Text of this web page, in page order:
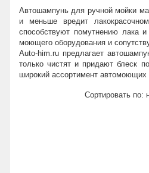
Автошампунь для ручной мойки
и меньше вредит
способствуют помутнению лака
моющего оборудования и
Auto-him.ru предлагает
только чистят и придают блеск
широкий ассортимент
Сортировать по: